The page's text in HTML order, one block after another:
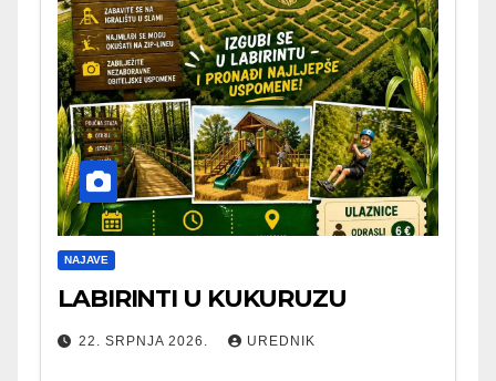
NAJAVE
LABIRINTI U KUKURUZU
22. SRPNJA 2026. UREDNIK